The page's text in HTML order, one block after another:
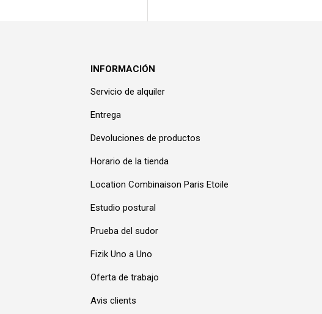
INFORMACIÓN
Servicio de alquiler
Entrega
Devoluciones de productos
Horario de la tienda
Location Combinaison Paris Etoile
Estudio postural
Prueba del sudor
Fizik Uno a Uno
Oferta de trabajo
Avis clients